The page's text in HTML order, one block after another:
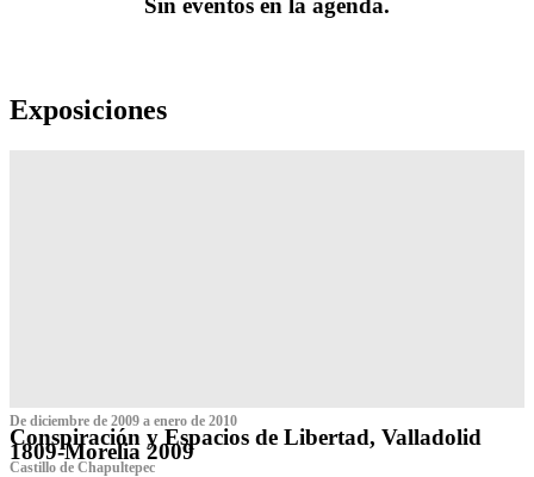
Sin eventos en la agenda.
Exposiciones
De diciembre de 2009 a enero de 2010
Conspiración y Espacios de Libertad, Valladolid
1809-Morelia 2009
Castillo de Chapultepec